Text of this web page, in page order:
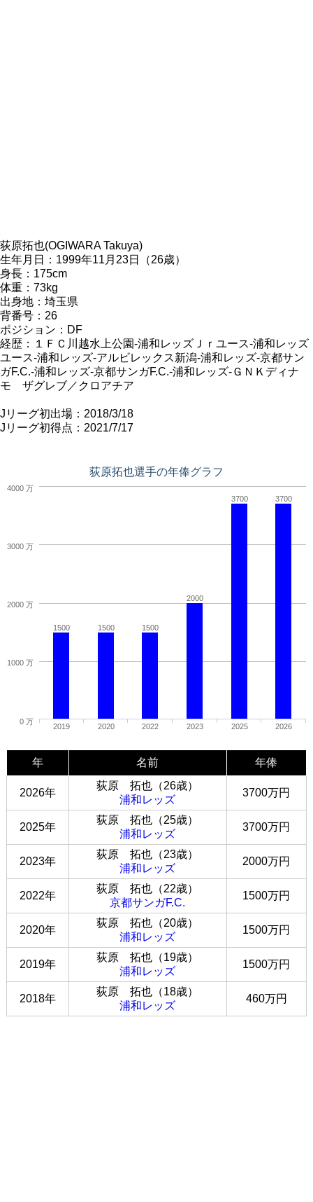
荻原拓也(OGIWARA Takuya)
生年月日：1999年11月23日（26歳）
身長：175cm
体重：73kg
出身地：埼玉県
背番号：26
ポジション：DF
経歴：１ＦＣ川越水上公園-浦和レッズＪｒユース-浦和レッズ
ユース-浦和レッズ-アルビレックス新潟-浦和レッズ-京都サン
ガF.C.-浦和レッズ-京都サンガF.C.-浦和レッズ-ＧＮＫディナ
モ ザグレブ／クロアチア
Jリーグ初出場：2018/3/18
Jリーグ初得点：2021/7/17
荻原拓也選手の年俸グラフ
1500 1500 1500
2000
3700 3700
2019 2020 2022 2023 2025 2026
0 万
1000 万
2000 万
3000 万
4000 万
年 名前 年俸
2026年
荻原 拓也（26歳）
浦和レッズ
3700万円
2025年
荻原 拓也（25歳）
浦和レッズ
3700万円
2023年
荻原 拓也（23歳）
浦和レッズ
2000万円
2022年
荻原 拓也（22歳）
京都サンガF.C.
1500万円
2020年
荻原 拓也（20歳）
浦和レッズ
1500万円
2019年
荻原 拓也（19歳）
浦和レッズ
1500万円
2018年
荻原 拓也（18歳）
浦和レッズ
460万円